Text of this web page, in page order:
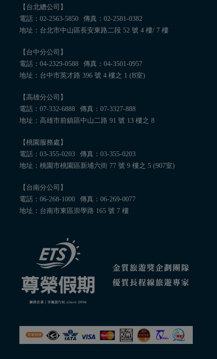
【台北總公司】
電話： 02-2563-5850
傳真：02-2581-0382
地址：台北市中山區長安東路二段 52 號 4 樓/ 7 樓
【台中分公司】
電話： 04-2329-0588
傳真：04-3501-0957
地址：台中市英才路 396 號 4 樓之 1 (B室)
【高雄分公司】
電話： 07-332-6888
傳真：07-3327-888
地址：高雄市前鎮區中山二路 91 號 13 樓之 8
【桃園服務處】
電話： 03-355-0203
傳真：03-355-0203
地址：桃園市桃園區新埔六街 77 號 9 樓之 5 (907室)
【台南分公司】
電話： 06-268-1000
傳真：06-269-0077
地址：台南市東區崇學路 165 號 7 樓